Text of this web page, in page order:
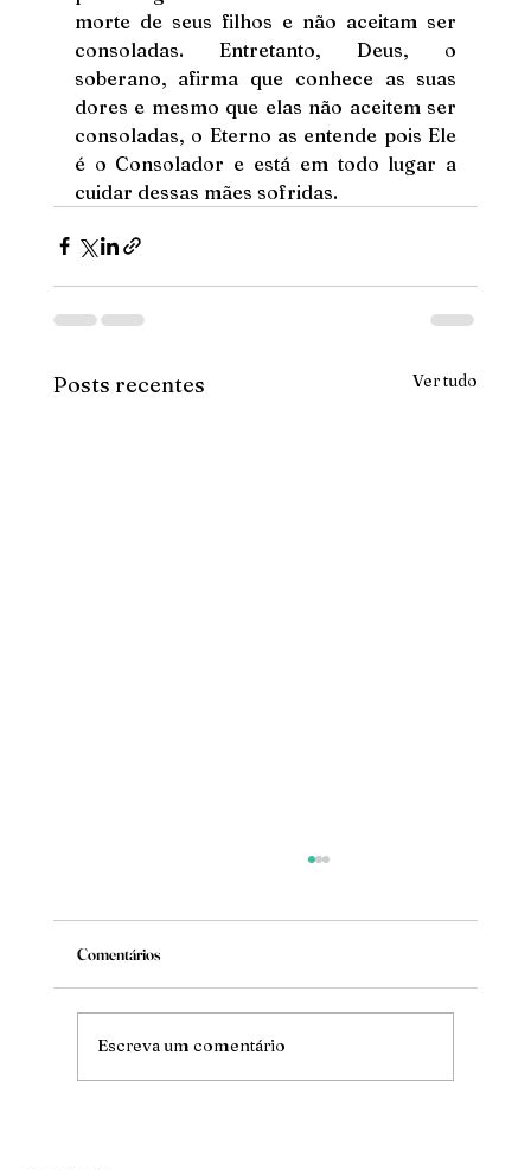
morte de seus filhos e não aceitam ser
consoladas. Entretanto, Deus, o
soberano, afirma que conhece as suas
dores e mesmo que elas não aceitem ser
consoladas, o Eterno as entende pois Ele
é o Consolador e está em todo lugar a
cuidar dessas mães sofridas.
Posts recentes Ver tudo
Mude
Comentários
Escreva um comentário